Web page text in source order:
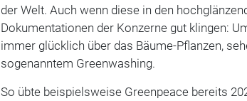
der Welt. Auch wenn diese in den
Dokumentationen der Konzerne gut klingen:
immer glücklich über das Bäume-Pflanzen,
sogenanntem Greenwashing.
So übte beispielsweise Greenpeace bereits